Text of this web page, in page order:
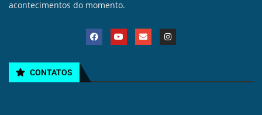
acontecimentos do momento.
CONTATOS